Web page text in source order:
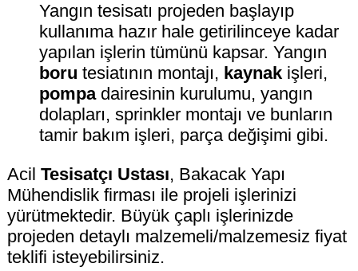
Yangın tesisatı projeden başlayıp
kullanıma hazır hale getirilinceye kadar
yapılan işlerin tümünü kapsar. Yangın
boru tesiatının montajı, kaynak işleri,
pompadairesinin kurulumu, yangın
dolapları, sprinkler montajı ve bunların
tamir bakım işleri, parça değişimi gibi.
AcilTesisatçı Ustası, Bakacak Yapı
Mühendislik firması ile projeli işlerinizi
yürütmektedir. Büyük çaplı işlerinizde
projeden detaylı malzemeli/malzemesiz fiyat
teklifi isteyebilirsiniz.